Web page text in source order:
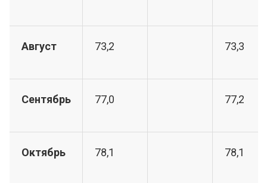
Август 73,2 73,3
Сентябрь 77,0 77,2
Октябрь 78,1 78,1